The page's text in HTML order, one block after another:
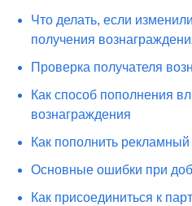
Что делать, если
получения
Проверка получателя
Как способ пополнения
вознаграждения
Как пополнить рекламный
Основные ошибки при
Как присоединиться к